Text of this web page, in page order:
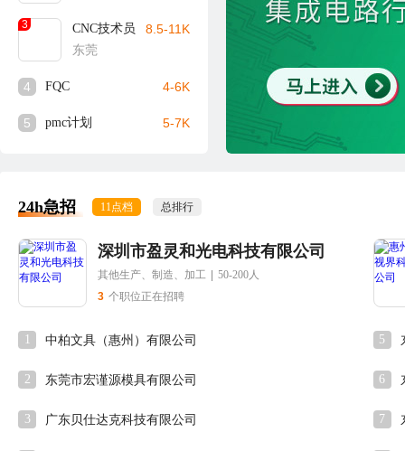
3
CNC技术员
东莞
8.5-11K
4 FQC 4-6K
5 pmc计划 5-7K
24h急招 11点档 总排行
深圳市盈灵和光电科技有限公司
其他生产、制造、加工
50-200人
3 个职位正在招聘
1 中柏文具（惠州）有限公司
2 东莞市宏谨源模具有限公司
3 广东贝仕达克科技有限公司
5
6
7